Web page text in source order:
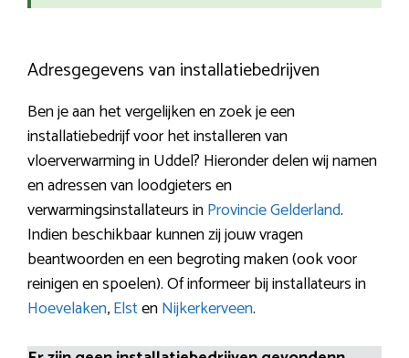
Adresgegevens van installatiebedrijven
Ben je aan het vergelijken en zoek je een
installatiebedrijf voor het installeren van
vloerverwarming in Uddel? Hieronder delen wij namen
en adressen van loodgieters en
verwarmingsinstallateurs inProvincie Gelderland.
Indien beschikbaar kunnen zij jouw vragen
beantwoorden en een begroting maken (ook voor
reinigen en spoelen). Of informeer bij installateurs in
Hoevelaken,ElstenNijkerkerveen.